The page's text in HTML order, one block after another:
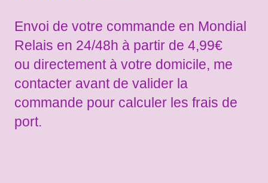
Envoi de votre commande en Mondial
Relais en 24/48h à partir de 4,99€
ou directement à votre domicile, me
contacter avant de valider la
commande pour calculer les frais de
port.